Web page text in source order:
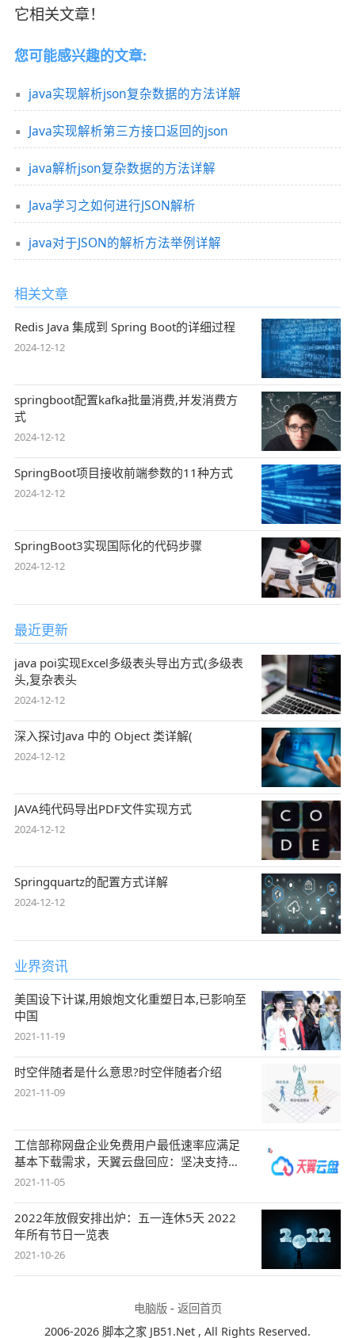
它相关文章！
您可能感兴趣的文章:
java实现解析json复杂数据的方法详解
Java实现解析第三方接口返回的json
java解析json复杂数据的方法详解
Java学习之如何进行JSON解析
java对于JSON的解析方法举例详解
相关文章
Redis Java 集成到 Spring Boot的详细过程
2024-12-12
springboot配置kafka批量消费,并发消费方
式
2024-12-12
SpringBoot项目接收前端参数的11种方式
2024-12-12
SpringBoot3实现国际化的代码步骤
2024-12-12
最近更新
java poi实现Excel多级表头导出方式(多级表
头,复杂表头
2024-12-12
深入探讨Java 中的 Object 类详解(
2024-12-12
JAVA纯代码导出PDF文件实现方式
2024-12-12
Springquartz的配置方式详解
2024-12-12
业界资讯
美国设下计谋,用娘炮文化重塑日本,已影响至
中国
2021-11-19
时空伴随者是什么意思?时空伴随者介绍
2021-11-09
工信部称网盘企业免费用户最低速率应满足
基本下载需求，天翼云盘回应：坚决支持，
始终
2021-11-05
2022年放假安排出炉：五一连休5天 2022
年所有节日一览表
2021-10-26
电脑版- 返回首页
2006-2026 脚本之家 JB51.Net , All Rights Reserved.